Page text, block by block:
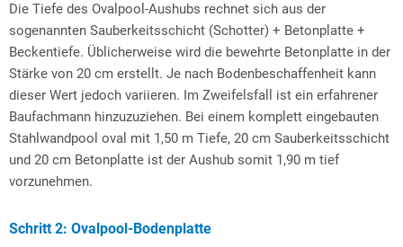
Die Tiefe des Ovalpool-Aushubs rechnet sich aus der
sogenannten Sauberkeitsschicht (Schotter) + Betonplatte +
Beckentiefe. Üblicherweise wird die bewehrte Betonplatte in der
Stärke von 20 cm erstellt. Je nach Bodenbeschaffenheit kann
dieser Wert jedoch variieren. Im Zweifelsfall ist ein erfahrener
Baufachmann hinzuzuziehen. Bei einem komplett eingebauten
Stahlwandpool oval mit 1,50 m Tiefe, 20 cm Sauberkeitsschicht
und 20 cm Betonplatte ist der Aushub somit 1,90 m tief
vorzunehmen.
Schritt 2: Ovalpool-Bodenplatte